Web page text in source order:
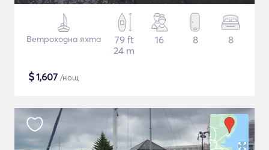
Ветроходна яхта
79 ft
24 m
16 8 8
$1,607 /нощ